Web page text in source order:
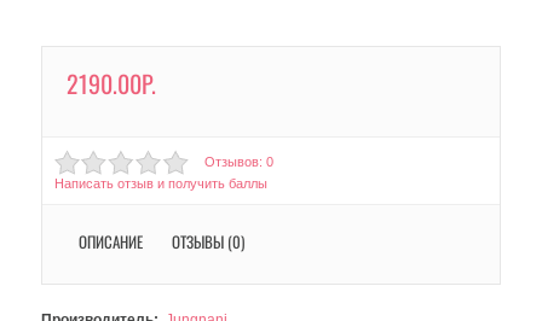
2190.00Р.
Отзывов: 0
Написать отзыв и получить баллы
ОПИСАНИЕ ОТЗЫВЫ (0)